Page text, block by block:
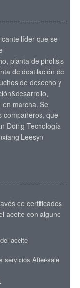
líder que se
planta de pirolisis
de destilación de
de desecho y
en marcha. Se
compañeros, que
Doing Tecnología
Leesyn
de certificados
aceite con alguno
aceite
servicios After-sale